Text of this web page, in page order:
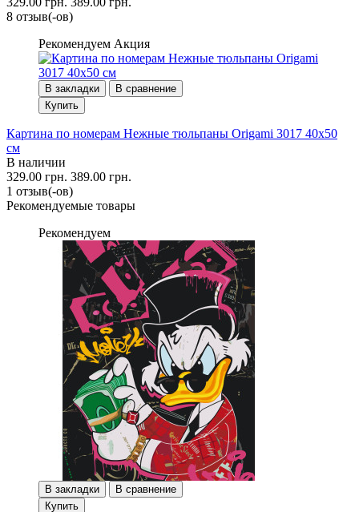
8 отзыв(-ов)
Рекомендуем Акция
В закладки
В сравнение
Купить
Картина по номерам Нежные тюльпаны Origami 3017 40x50
см
В наличии
329.00 грн. 389.00 грн.
1 отзыв(-ов)
Рекомендуемые товары
Рекомендуем
В закладки
В сравнение
Купить